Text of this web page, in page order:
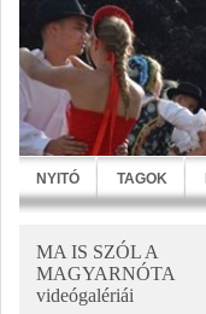
NYITÓ TAGOK
MA IS SZÓL A
MAGYARNÓTA
videógalériái